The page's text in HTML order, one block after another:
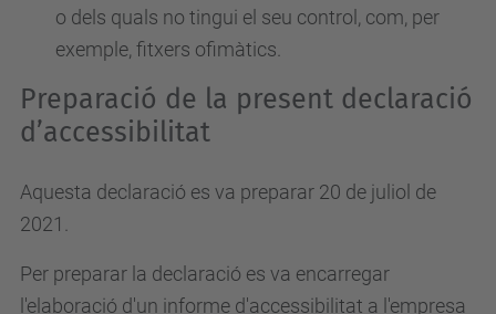
o dels quals no tingui el seu control, com, per
exemple, fitxers ofimàtics.
Preparació de la present declaració
d’accessibilitat
Aquesta declaració es va preparar 20 de juliol de
2021.
Per preparar la declaració es va encarregar
l'elaboració d'un informe d'accessibilitat a l'empresa